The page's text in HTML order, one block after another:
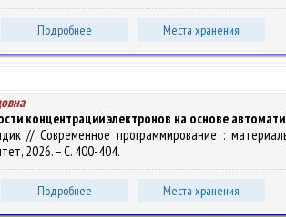
Подробнее Места хранения
концентрации электронов на основе
// Современное программирование :
2026. – С. 400-404.
Подробнее Места хранения